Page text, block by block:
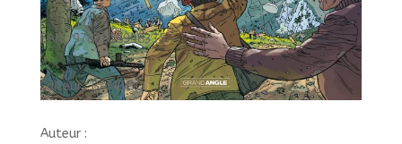
EAN : 9782818998335
Éditeur : BAMBOO
Auteur :